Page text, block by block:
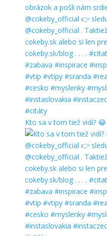
Kto sa v tom tiež vidí?